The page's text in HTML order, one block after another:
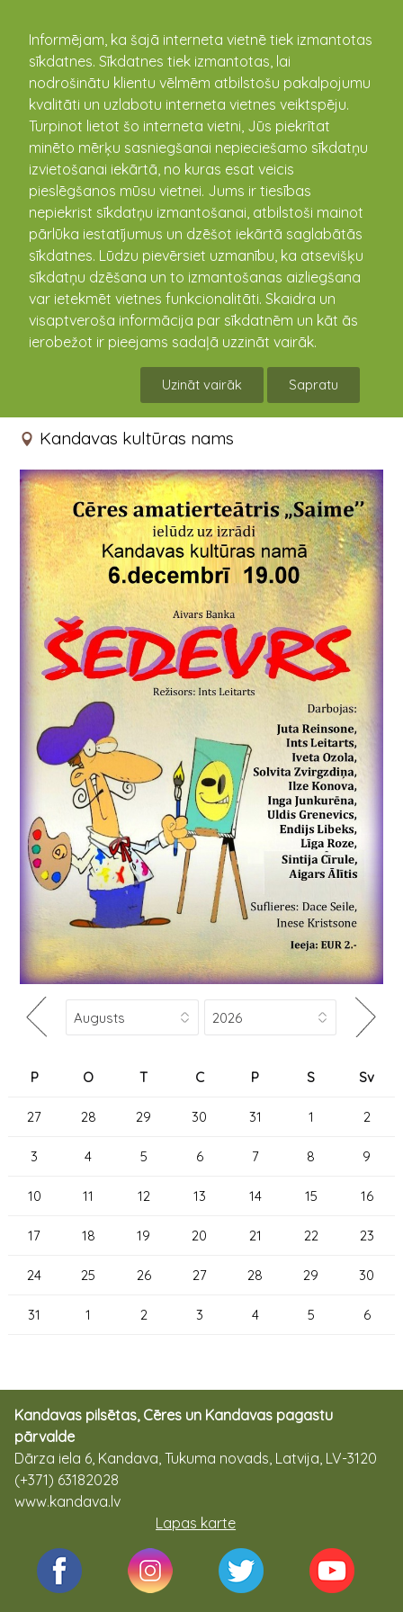
Informējam, ka šajā interneta vietnē tiek izmantotas
sīkdatnes. Sīkdatnes tiek izmantotas, lai
nodrošinātu klientu vēlmēm atbilstošu pakalpojumu
kvalitāti un uzlabotu interneta vietnes veiktspēju.
Turpinot lietot šo interneta vietni, Jūs piekrītat
minēto mērķu sasniegšanai nepieciešamo sīkdatņu
izvietošanai iekārtā, no kuras esat veicis
pieslēgšanos mūsu vietnei. Jums ir tiesības
nepiekrist sīkdatņu izmantošanai, atbilstoši mainot
pārlūka iestatījumus un dzēšot iekārtā saglabātās
sīkdatnes. Lūdzu pievērsiet uzmanību, ka atsevišķu
sīkdatņu dzēšana un to izmantošanas aizliegšana
var ietekmēt vietnes funkcionalitāti. Skaidra un
visaptveroša informācija par sīkdatnēm un kāt ās
ierobežot ir pieejams sadaļā uzzināt vairāk.
Uzināt vairāk Sapratu
kandava.lv
PASĀKUMU
KALENDĀRS
Cēres amatierteātra "Saime"
izrāde "Šedevrs"
06.12.2019 19:00 - 20:30
Kandavas kultūras nams
P O T C P S Sv
27 28 29 30 31 1 2
3 4 5 6 7 8 9
10 11 12 13 14 15 16
17 18 19 20 21 22 23
24 25 26 27 28 29 30
31 1 2 3 4 5 6
Kandavas pilsētas, Cēres un Kandavas pagastu
pārvalde
Dārza iela 6, Kandava, Tukuma novads, Latvija, LV-3120
(+371) 63182028
www.kandava.lv
Lapas karte